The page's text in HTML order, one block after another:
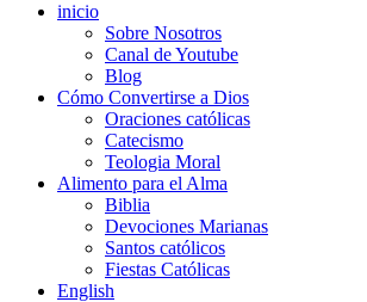
inicio
Sobre Nosotros
Canal de Youtube
Blog
Cómo Convertirse a Dios
Oraciones católicas
Catecismo
Teologia Moral
Alimento para el Alma
Biblia
Devociones Marianas
Santos católicos
Fiestas Católicas
English